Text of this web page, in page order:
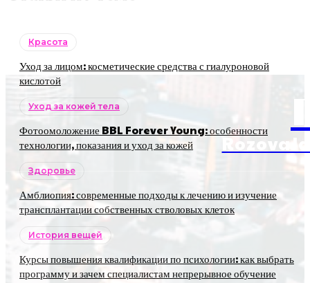
Красота
Уход за лицом: косметические средства с гиалуроновой
кислотой
Уход за кожей тела
Фотоомоложение BBL Forever Young: особенности
технологии, показания и уход за кожей
Здоровье
Амблиопия: современные подходы к лечению и изучение
трансплантации собственных стволовых клеток
История вещей
Курсы повышения квалификации по психологии: как выбрать
программу и зачем специалистам непрерывное обучение